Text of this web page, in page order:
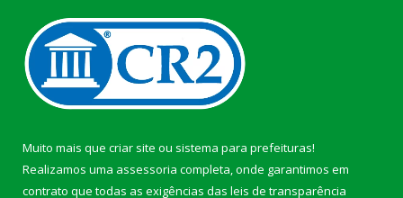
Muito mais que criar site ou sistema para prefeituras!
Realizamos uma assessoria completa, onde garantimos em
contrato que todas as exigências das leis de transparência